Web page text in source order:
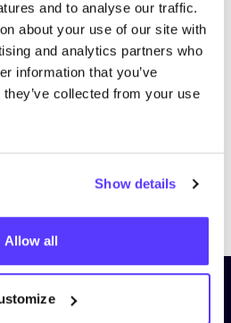
and to analyse our traffic.
about your use of our site with
and analytics partners who
information that you’ve
collected from your use
Show details
Allow all
à notre lettre